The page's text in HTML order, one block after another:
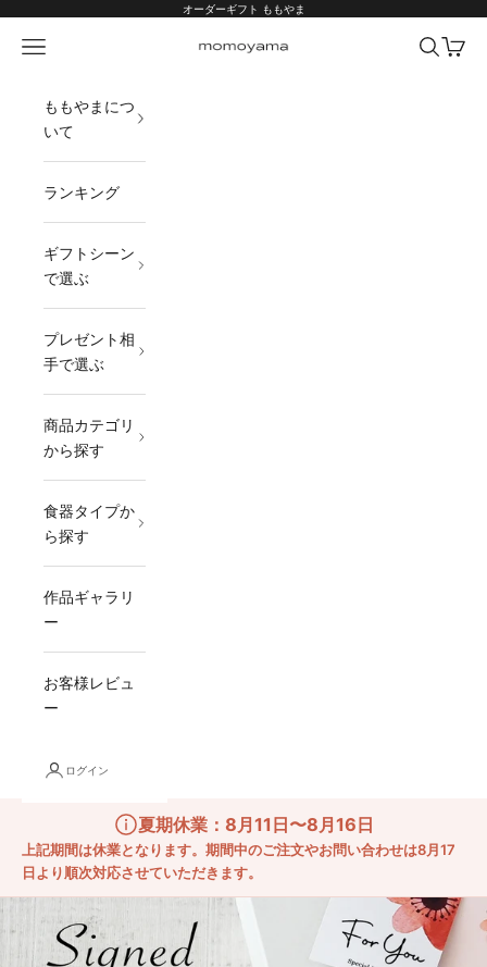
オーダーギフト ももやま
オーダーギフト ももやま 本店
メニュー 検索カート
ももやまにつ
いて
ランキング
ギフトシーン
で選ぶ
プレゼント相
手で選ぶ
商品カテゴリ
から探す
食器タイプか
ら探す
作品ギャラリ
ー
お客様レビュ
ー
ログイン
夏期休業：8月11日〜8月16日
上記期間は休業となります。期間中のご注文やお問い合わせは8月17
日より順次対応させていただきます。